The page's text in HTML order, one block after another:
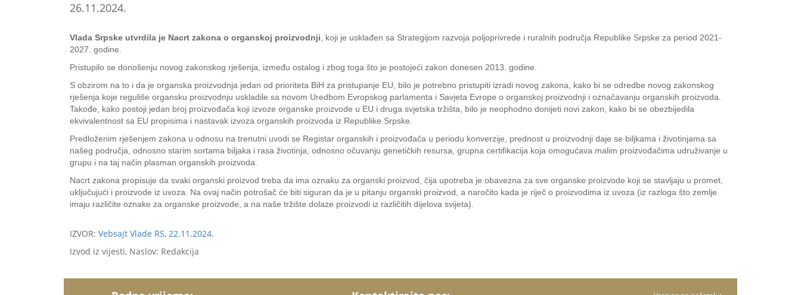
26.11.2024.
Vlada Srpske utvrdila je Nacrt zakona o organskoj proizvodnji , koji je usklađen sa Strategijom razvoja poljoprivrede i ruralnih područja Republike Srpske za period 2021-
2027. godine.
Pristupilo se donošenju novog zakonskog rješenja, između ostalog i zbog toga što je postojeći zakon donesen 2013. godine.
S obzirom na to i da je organska proizvodnja jedan od prioriteta BiH za pristupanje EU, bilo je potrebno pristupiti izradi novog zakona, kako bi se odredbe novog zakonskog
rješenja koje reguliše organsku proizvodnju uskladile sa novom Uredbom Evropskog parlamenta i Savjeta Evrope o organskoj proizvodnji i označavanju organskih proizvoda.
Takođe, kako postoji jedan broj proizvođača koji izvoze organske proizvode u EU i druga svjetska tržišta, bilo je neophodno donijeti novi zakon, kako bi se obezbijedila
ekvivalentnost sa EU propisima i nastavak izvoza organskih proizvoda iz Republike Srpske.
Predloženim rješenjem zakona u odnosu na trenutni uvodi se Registar organskih i proizvođača u periodu konverzije, prednost u proizvodnji daje se biljkama i životinjama sa
našeg područja, odnosno starim sortama biljaka i rasa životinja, odnosno očuvanju genetičkih resursa, grupna certifikacija koja omogućava malim proizvođačima udruživanje u
grupu i na taj način plasman organskih proizvoda.
Nacrt zakona propisuje da svaki organski proizvod treba da ima oznaku za organski proizvod, čija upotreba je obavezna za sve organske proizvode koji se stavljaju u promet,
uključujući i proizvode iz uvoza. Na ovaj način potrošač će biti siguran da je u pitanju organski proizvod, a naročito kada je riječ o proizvodima iz uvoza (iz razloga što zemlje
imaju različite oznake za organske proizvode, a na naše tržište dolaze proizvodi iz različitih dijelova svijeta).
IZVOR: Vebsajt Vlade RS, 22.11.2024.
Izvod iz vijesti, Naslov: Redakcija